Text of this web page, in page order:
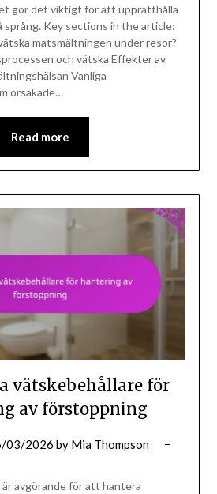
gör det viktigt för att upprätthålla
språng. Key sections in the article:
matsmältningen under resor?
och vätska Effekter av
Vanliga
orsakade…
Read more
vätskebehållare för
av förstoppning
03/2026 by Mia Thompson
avgörande för att hantera